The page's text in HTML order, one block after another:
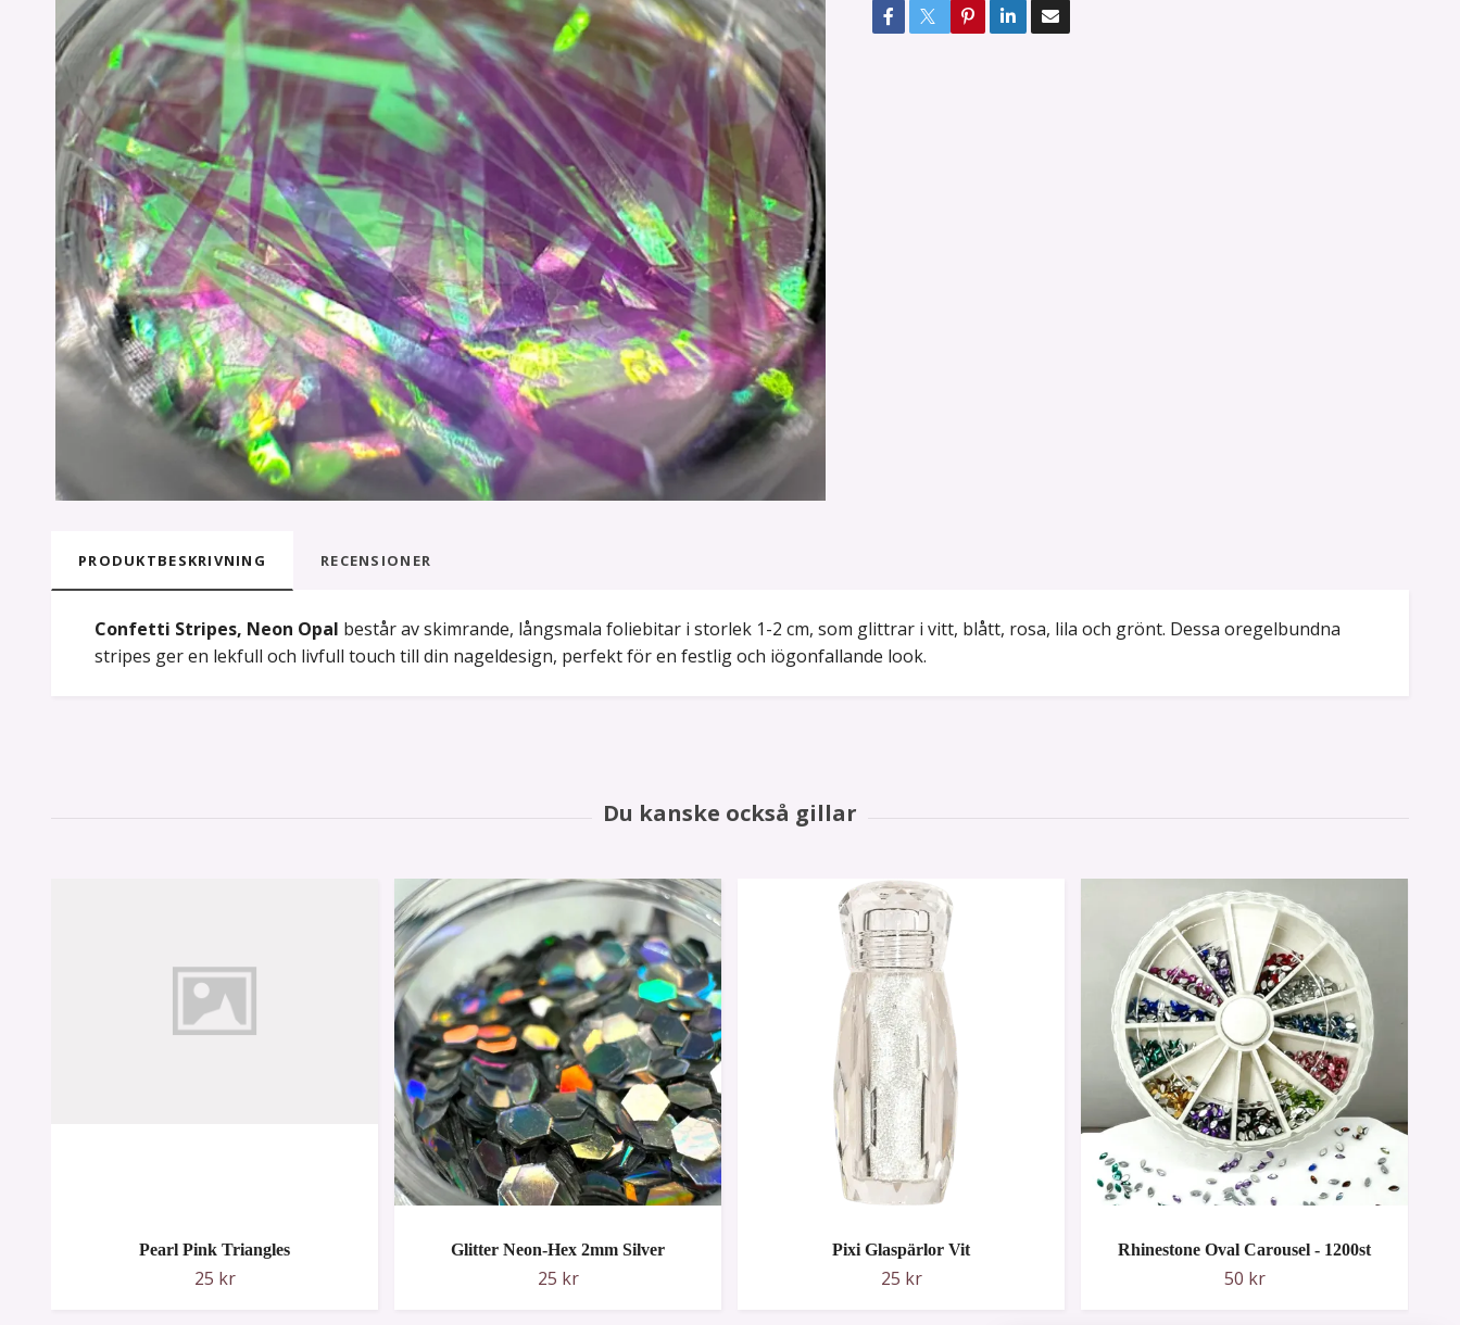
PRODUKTBESKRIVNING RECENSIONER
Confetti Stripes, Neon Opal består av skimrande, långsmala foliebitar i storlek 1-2 cm, som glittrar i vitt, blått, rosa, lila och grönt. Dessa oregelbundna
stripes ger en lekfull och livfull touch till din nageldesign, perfekt för en festlig och iögonfallande look.
Pearl Pink Triangles
25 kr
Glitter Neon-Hex 2mm Silver
25 kr
Pixi Glaspärlor Vit
25 kr
Rhinestone Oval Carousel - 1200st
50 kr